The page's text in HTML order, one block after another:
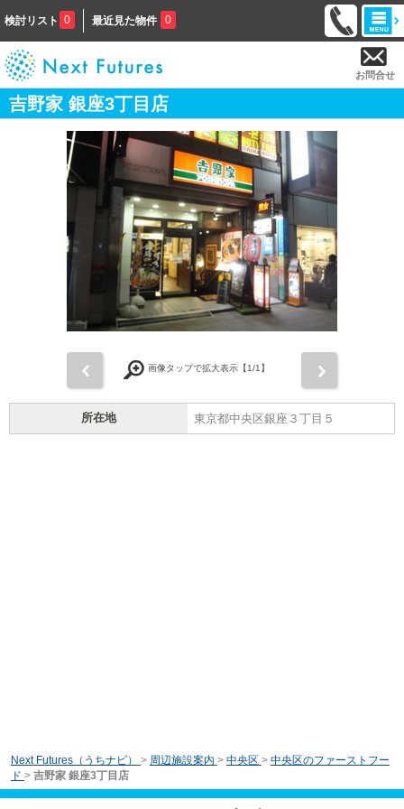
検討リスト 0 最近見た物件 0
お問合せ
吉野家 銀座3丁目店
画像タップで拡大表示【1/1】
所在地 東京都中央区銀座３丁目５
Next Futures（うちナビ） > 周辺施設案内 > 中央区 > 中央区のファーストフー
ド > 吉野家 銀座3丁目店